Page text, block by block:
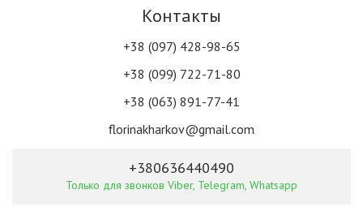
Контакты
+38 (097) 428-98-65
+38 (099) 722-71-80
+38 (063) 891-77-41
florinakharkov@gmail.com
+380636440490
Только для звонков Viber, Telegram, Whatsapp